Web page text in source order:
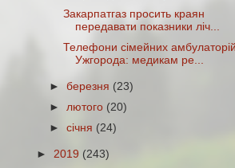
Закарпатгаз просить краян
передавати показники ліч...
Телефони сімейних амбулаторій
Ужгорода: медикам ре...
►березня (23)
► лютого (20)
►січня (24)
► 2019 (243)